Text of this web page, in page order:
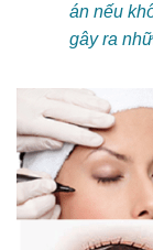
án nếu
gây ra